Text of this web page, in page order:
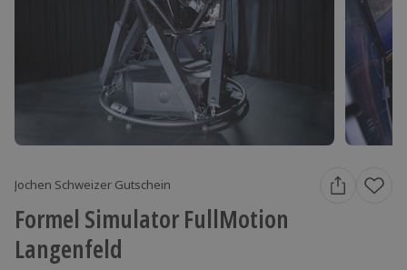
Jochen Schweizer Gutschein
Formel Simulator FullMotion
Langenfeld